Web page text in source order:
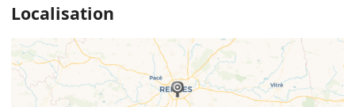
Localisation